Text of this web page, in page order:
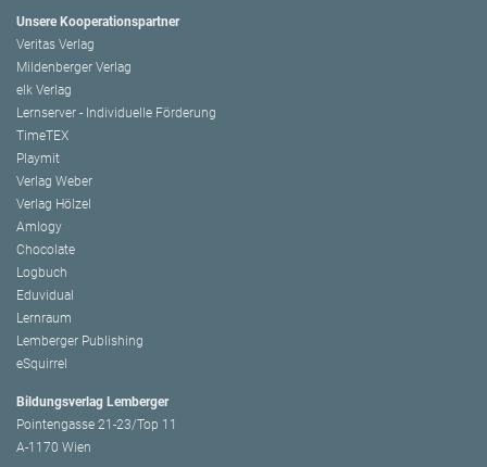
Unsere Kooperationspartner
Veritas Verlag
Mildenberger Verlag
elk Verlag
Lernserver - Individuelle Förderung
TimeTEX
Playmit
Verlag Weber
Verlag Hölzel
Amlogy
Chocolate
Logbuch
Eduvidual
Lernraum
Lemberger Publishing
eSquirrel
Bildungsverlag Lemberger
Pointengasse 21-23/Top 11
A-1170 Wien